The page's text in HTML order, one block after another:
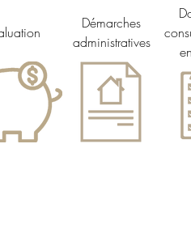
Démarches
administratives